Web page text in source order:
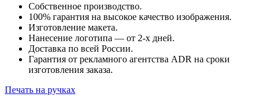
Собственное производство.
100% гарантия на высокое качество изображения.
Изготовление макета.
Нанесение логотипа — от 2-х дней.
Доставка по всей России.
Гарантия от рекламного агентства ADR на сроки
изготовления заказа.
Печать на ручках